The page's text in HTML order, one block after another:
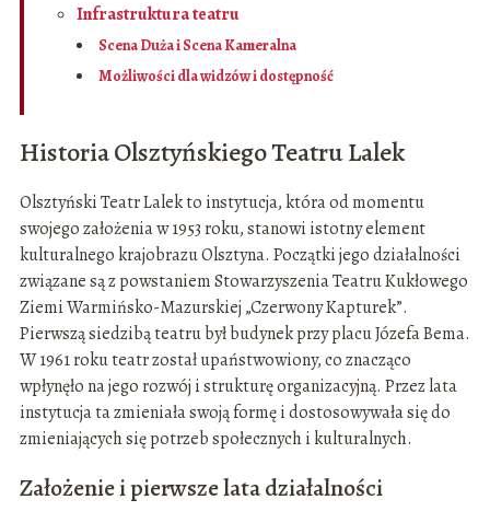
Infrastruktura teatru
Scena Duża i Scena Kameralna
Możliwości dla widzów i dostępność
Historia Olsztyńskiego Teatru Lalek
Olsztyński Teatr Lalek to instytucja, która od momentu
swojego założenia w 1953 roku, stanowi istotny element
kulturalnego krajobrazu Olsztyna. Początki jego działalności
związane są z powstaniem Stowarzyszenia Teatru Kukłowego
Ziemi Warmińsko-Mazurskiej „Czerwony Kapturek”.
Pierwszą siedzibą teatru był budynek przy placu Józefa Bema.
W 1961 roku teatr został upaństwowiony, co znacząco
wpłynęło na jego rozwój i strukturę organizacyjną. Przez lata
instytucja ta zmieniała swoją formę i dostosowywała się do
zmieniających się potrzeb społecznych i kulturalnych.
Założenie i pierwsze lata działalności